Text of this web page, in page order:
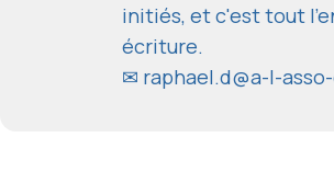
initiés, et c'est tout
écriture.
✉ raphael.d@a-l-